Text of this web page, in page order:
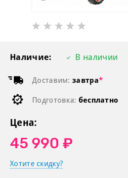
Наличие: В наличии
Доставим: завтра*
Подготовка: бесплатно
Цена:
45 990 ₽
Хотите скидку?